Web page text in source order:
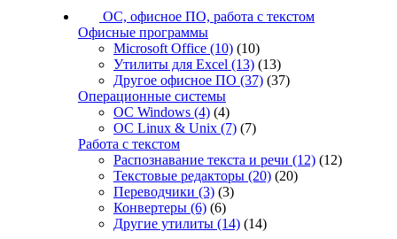
ОС, офисное ПО, работа с текстом
Офисные программы
Microsoft Office (10) (10)
Утилиты для Excel (13) (13)
Другое офисное ПО (37) (37)
Операционные системы
ОС Windows (4) (4)
ОС Linux & Unix (7) (7)
Работа с текстом
Распознавание текста и речи (12) (12)
Текстовые редакторы (20) (20)
Переводчики (3) (3)
Конвертеры (6) (6)
Другие утилиты (14) (14)